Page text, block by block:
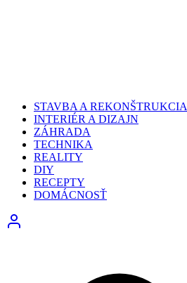
STAVBA A REKONŠTRUKCIA
INTERIÉR A DIZAJN
ZÁHRADA
TECHNIKA
REALITY
DIY
RECEPTY
DOMÁCNOSŤ